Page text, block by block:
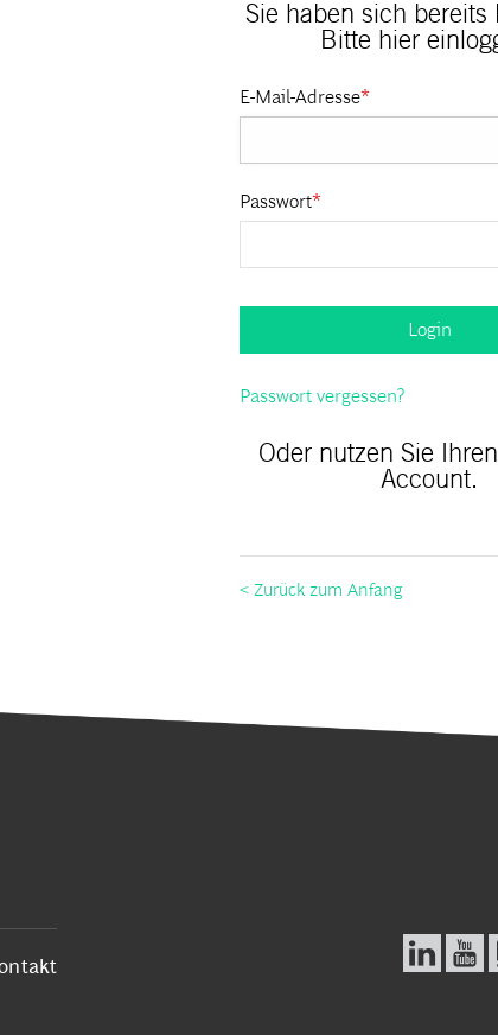
Sie haben sich bereits
Bitte hier
E-Mail-Adresse*
Passwort*
Login
Passwort vergessen?
Oder nutzen Sie
Account.
< Zurück zum Anfang